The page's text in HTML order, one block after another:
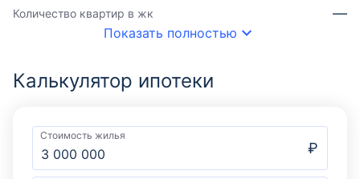
Количество квартир в жк —
Показать полностью
Калькулятор ипотеки
Стоимость жилья
₽